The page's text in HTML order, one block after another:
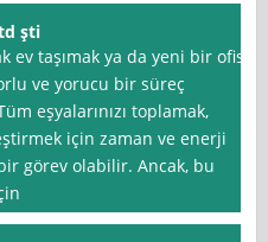
şti
ev taşımak ya da yeni bir ofis
ve yorucu bir süreç
eşyalarınızı toplamak,
için zaman ve enerji
görev olabilir. Ancak, bu